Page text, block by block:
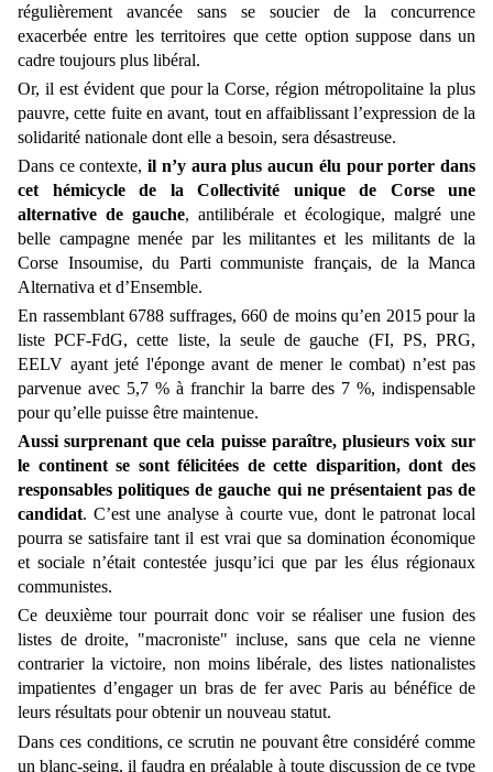
régulièrement avancée sans se soucier de la concurrence
exacerbée entre les territoires que cette option suppose dans un
cadre toujours plus libéral.
Or, il est évident que pour la Corse, région métropolitaine la plus
pauvre, cette fuite en avant, tout en affaiblissant l’expression de la
solidarité nationale dont elle a besoin, sera désastreuse.
Dans ce contexte,il n’y aura plus aucun élu pour porter dans
cet hémicycle de la Collectivité unique de Corse une
alternative de gauche, antilibérale et écologique, malgré une
belle campagne menée par les militantes et les militants de la
Corse Insoumise, du Parti communiste français, de la Manca
Alternativa et d’Ensemble.
En rassemblant 6788 suffrages, 660 de moins qu’en 2015 pour la
liste PCF-FdG, cette liste, la seule de gauche (FI, PS, PRG,
EELV ayant jeté l'éponge avant de mener le combat) n’est pas
parvenue avec 5,7 % à franchir la barre des 7 %, indispensable
pour qu’elle puisse être maintenue.
Aussi surprenant que cela puisse paraître, plusieurs voix sur
le continent se sont félicitées de cette disparition, dont des
responsables politiques de gauche qui ne présentaient pas de
candidat. C’est une analyse à courte vue, dont le patronat local
pourra se satisfaire tant il est vrai que sa domination économique
et sociale n’était contestée jusqu’ici que par les élus régionaux
communistes.
Ce deuxième tour pourrait donc voir se réaliser une fusion des
listes de droite, "macroniste" incluse, sans que cela ne vienne
contrarier la victoire, non moins libérale, des listes nationalistes
impatientes d’engager un bras de fer avec Paris au bénéfice de
leurs résultats pour obtenir un nouveau statut.
Dans ces conditions, ce scrutin ne pouvant être considéré comme
un blanc-seing, il faudra en préalable à toute discussion de ce type